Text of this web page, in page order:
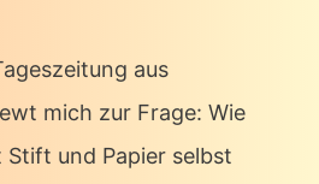
aus
mich zur Frage: Wie
und Papier selbst